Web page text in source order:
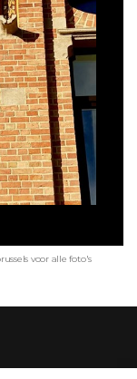
voor alle foto's